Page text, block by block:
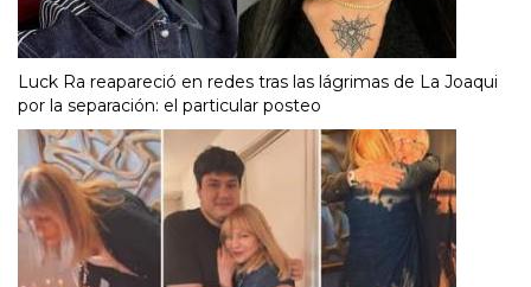
Luck Ra reapareció en redes tras las lágrimas de La Joaqui
por la separación: el particular posteo